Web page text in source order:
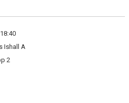
Ishall A
2